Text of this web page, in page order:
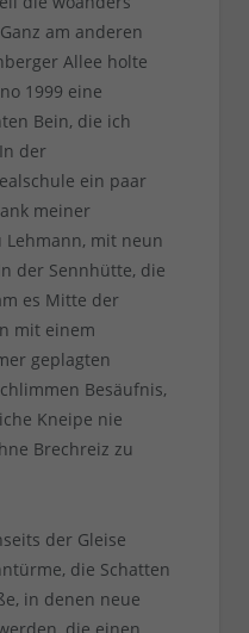
am anderen
Allee holte
1999 eine
Bein, die ich
der
ein paar
meiner
Lehmann, mit neun
der Sennhütte, die
es Mitte der
mit einem
geplagten
Besäufnis,
Kneipe nie
Brechreiz zu
der Gleise
die Schatten
in denen neue